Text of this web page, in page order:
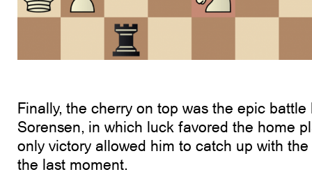
Finally, the cherry on top was the epic
Sorensen, in which luck favored the home
only victory allowed him to catch up with
the last moment.